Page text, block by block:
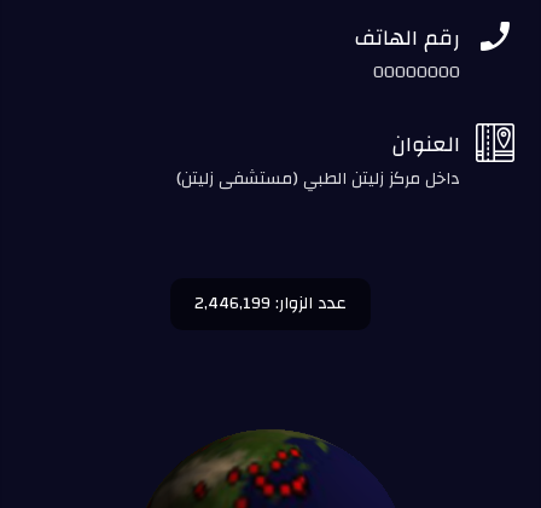
 رقم الهاتف
00000000
 العنوان
داخل مركز زليتن الطبي (مستشفى زليتن)
عدد الزوار: 2,446,199